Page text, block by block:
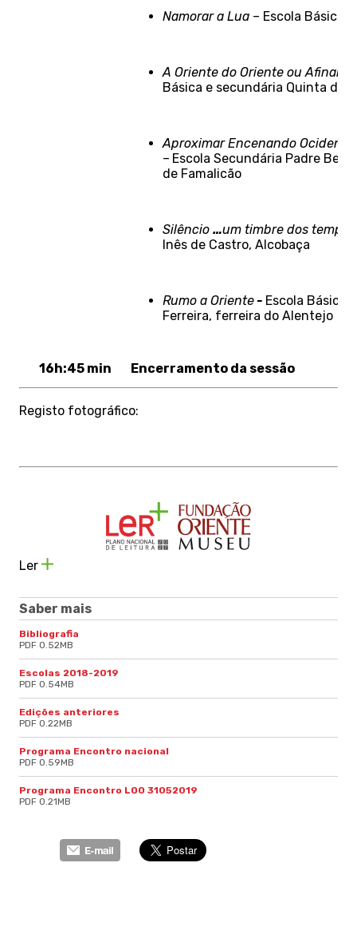
Namorar a Lua – Escola Básica
A Oriente do Oriente ou Afinal a
Básica e secundária Quinta das
Aproximar Encenando
– Escola Secundária Padre
de Famalicão
Silêncio …um timbre dos tempos
Inês de Castro, Alcobaça
Rumo a Oriente- Escola Básica
Ferreira, ferreira do Alentejo
16h:45 min Encerramento da sessão
Registo fotográfico:
Ler
Saber mais
Bibliografia
PDF 0.52MB
Escolas 2018-2019
PDF 0.54MB
Edições anteriores
PDF 0.22MB
Programa Encontro nacional
PDF 0.59MB
Programa Encontro LOO 31052019
PDF 0.21MB